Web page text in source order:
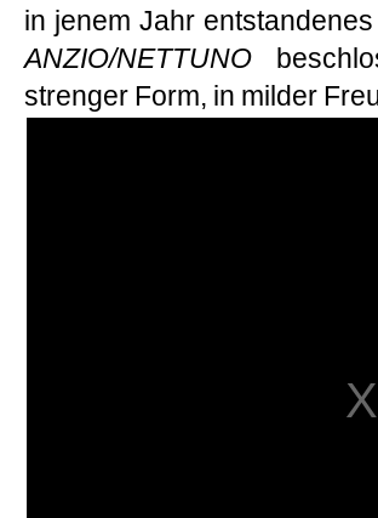
in jenem Jahr
ANZIO/NETTUNO
strenger Form, in milder